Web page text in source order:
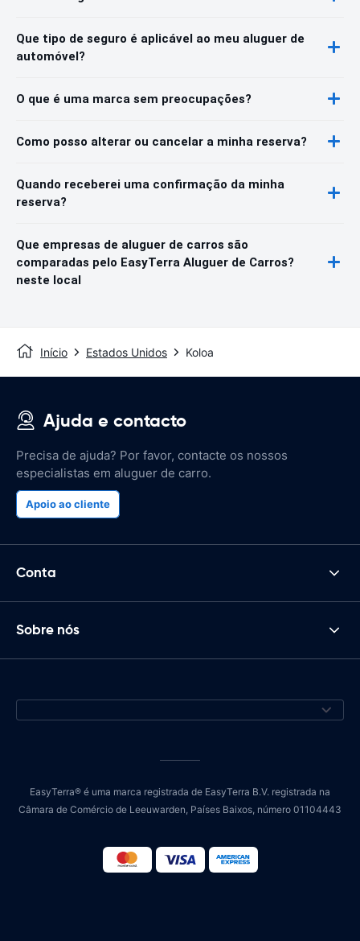
Que tipo de seguro é aplicável ao meu aluguer de
automóvel?
O que é uma marca sem preocupações?
Como posso alterar ou cancelar a minha reserva?
Quando receberei uma confirmação da minha
reserva?
Que empresas de aluguer de carros são
comparadas pelo EasyTerra Aluguer de Carros?
neste local
Início Estados Unidos Koloa
Ajuda e contacto
Precisa de ajuda? Por favor, contacte os nossos
especialistas em aluguer de carro.
Apoio ao cliente
Conta
Sobre nós
EasyTerra® é uma marca registrada de EasyTerra B.V. registrada na
Câmara de Comércio de Leeuwarden, Países Baixos, número 01104443